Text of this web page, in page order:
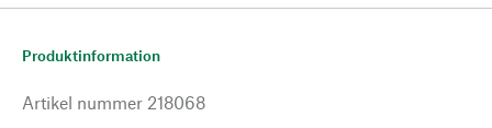
Produktinformation
Artikel nummer 218068